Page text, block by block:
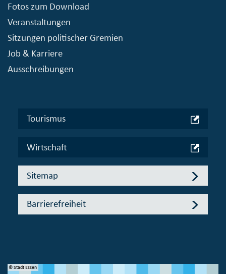
Fotos zum Download
Veranstaltungen
Sitzungen politischer Gremien
Job & Karriere
Ausschreibungen
Tourismus
Wirtschaft
Sitemap
Barrierefreiheit
© Stadt Essen